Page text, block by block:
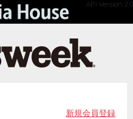
API Version 2.0
新規会員登録